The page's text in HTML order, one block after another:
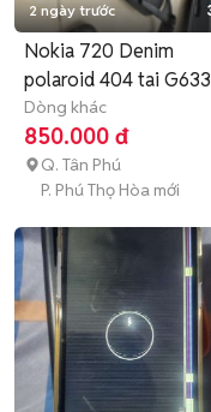
2 ngày trước
Nokia 720 Denim
polaroid 404 tai G633
dock logitec
Dòng khác
850.000 đ
Q. Tân Phú
P. Phú Thọ Hòa mới